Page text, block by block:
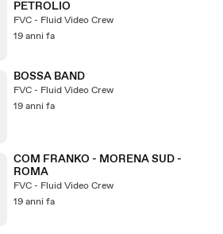
PETROLIO
FVC - Fluid Video Crew
19 anni fa
BOSSA BAND
FVC - Fluid Video Crew
19 anni fa
COM FRANKO - MORENA SUD -
ROMA
FVC - Fluid Video Crew
19 anni fa